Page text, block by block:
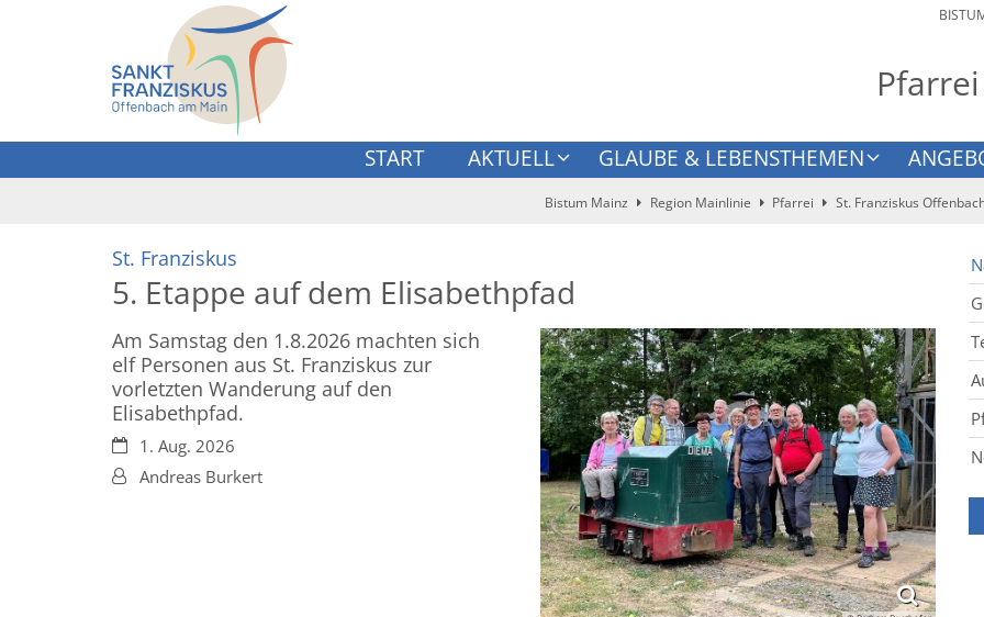
START AKTUELL GLAUBE & LEBENSTHEMEN
Bistum Mainz Region Mainlinie Pfarrei St. Franziskus
St. Franziskus
5. Etappe auf dem Elisabethpfad
Am Samstag den 1.8.2026 machten sich
elf Personen aus St. Franziskus zur
vorletzten Wanderung auf den
Elisabethpfad.
Datum:1. Aug. 2026
Von:Andreas Burkert